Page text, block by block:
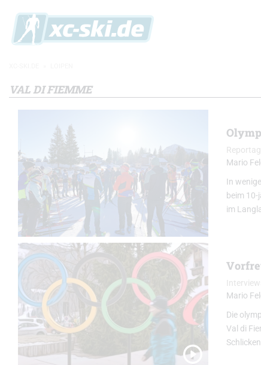
VAL DI FIEMME
Mario
In
beim
im
Mario
Die
Val di